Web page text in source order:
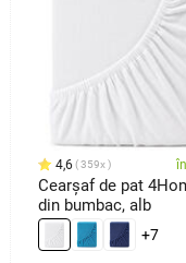
4,6 359x
Cearșaf de pat
din bumbac, alb
+7